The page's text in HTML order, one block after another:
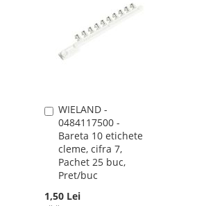
DORINTE
WIELAND -
0484117500 -
Bareta 10 etichete
cleme, cifra 7,
Pachet 25 buc,
Pret/buc
1,50 Lei
Adauga
în
cos